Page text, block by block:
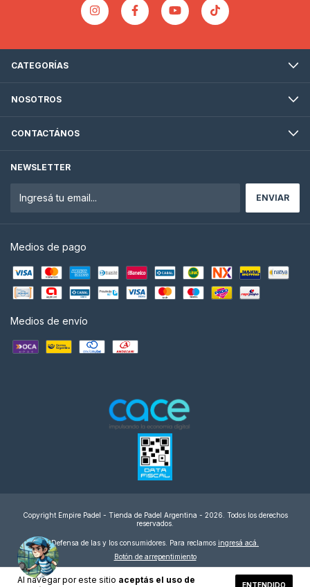
Al navegar por este sitio aceptás el uso de
ENTENDIDO
CATEGORÍAS
NOSOTROS
CONTACTÁNOS
NEWSLETTER
Medios de pago
Medios de envío
Copyright Empire Padel - Tienda de Padel Argentina - 2026. Todos los derechos
reservados.
Defensa de las y los consumidores. Para reclamos ingresá acá.
Botón de arrepentimiento